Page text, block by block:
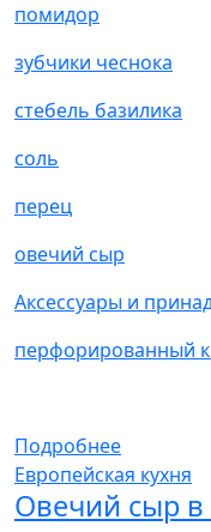
помидор
зубчики чеснока
стебель базилика
соль
перец
овечий сыр
Аксессуары и
перфорированный
Подробнее
Европейская кухня
Овечий сыр в